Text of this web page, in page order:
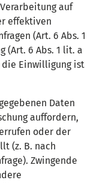
auf
effektiven
(Art. 6 Abs. 1
(Art. 6 Abs. 1 lit. a
die Einwilligung ist
Daten
auffordern,
oder der
(z. B. nach
Zwingende